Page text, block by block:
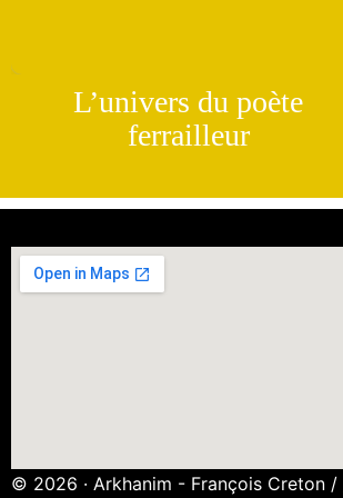
L’univers du poète
ferrailleur
© 2026 · Arkhanim - François Creton /